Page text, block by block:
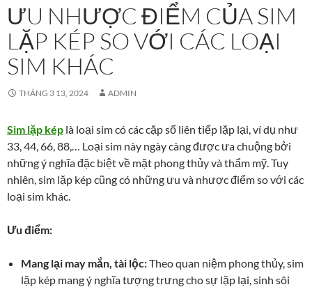
ƯU NHƯỢC ĐIỂM CỦA SIM
LẶP KÉP SO VỚI CÁC LOẠI
SIM KHÁC
THÁNG 3 13, 2024 ADMIN
Sim lặp kép là loại sim có các cặp số liên tiếp lặp lại, ví dụ như
33, 44, 66, 88,… Loại sim này ngày càng được ưa chuộng bởi
những ý nghĩa đặc biệt về mặt phong thủy và thẩm mỹ. Tuy
nhiên, sim lặp kép cũng có những ưu và nhược điểm so với các
loại sim khác.
Ưu điểm:
Mang lại may mắn, tài lộc:Theo quan niệm phong thủy, sim
lặp kép mang ý nghĩa tượng trưng cho sự lặp lại, sinh sôi